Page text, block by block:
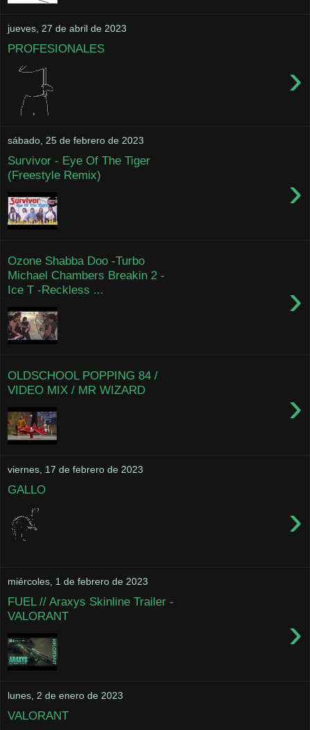
jueves, 27 de abril de 2023
PROFESIONALES
›
sábado, 25 de febrero de 2023
Survivor - Eye Of The Tiger
(Freestyle Remix)
›
Ozone Shabba Doo -Turbo
Michael Chambers Breakin 2 -
Ice T -Reckless ...
›
OLDSCHOOL POPPING 84 /
VIDEO MIX / MR WIZARD
›
viernes, 17 de febrero de 2023
GALLO
›
miércoles, 1 de febrero de 2023
FUEL // Araxys Skinline Trailer -
VALORANT
›
lunes, 2 de enero de 2023
VALORANT